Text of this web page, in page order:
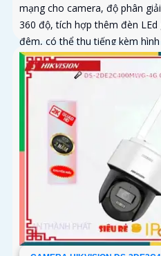
mạng cho camera, độ phân
360 độ, tích hợp thêm đèn
đêm, có thể thu tiếng kèm